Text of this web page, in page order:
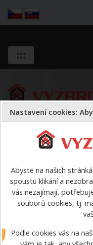
a majetek
První pomoc
Spencer B-bak Pin -
B-bak Pin -
Abyste na našich
spoustu klikání a
vás nezajímají,
souborů cookies, tj.
Podle cookies vás na